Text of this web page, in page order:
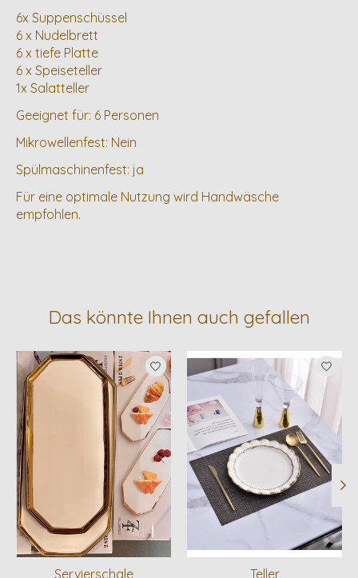
6x Suppenschüssel
6 x Nudelbrett
6 x tiefe Platte
6 x Speiseteller
1x Salatteller
Geeignet für: 6 Personen
Mikrowellenfest: Nein
Spülmaschinenfest: ja
Für eine optimale Nutzung wird Handwäsche
empfohlen.
Das könnte Ihnen auch gefallen
Produkt-Karussell-Artikel
Servierschale
Teller